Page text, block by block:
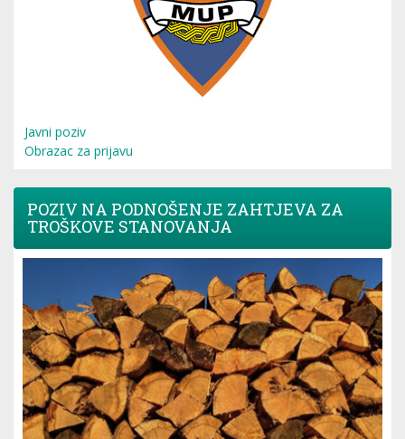
Javni poziv
Obrazac za prijavu
POZIV NA PODNOŠENJE ZAHTJEVA ZA
TROŠKOVE STANOVANJA